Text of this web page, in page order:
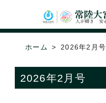
ホーム 2026年2月号
2026年2月号